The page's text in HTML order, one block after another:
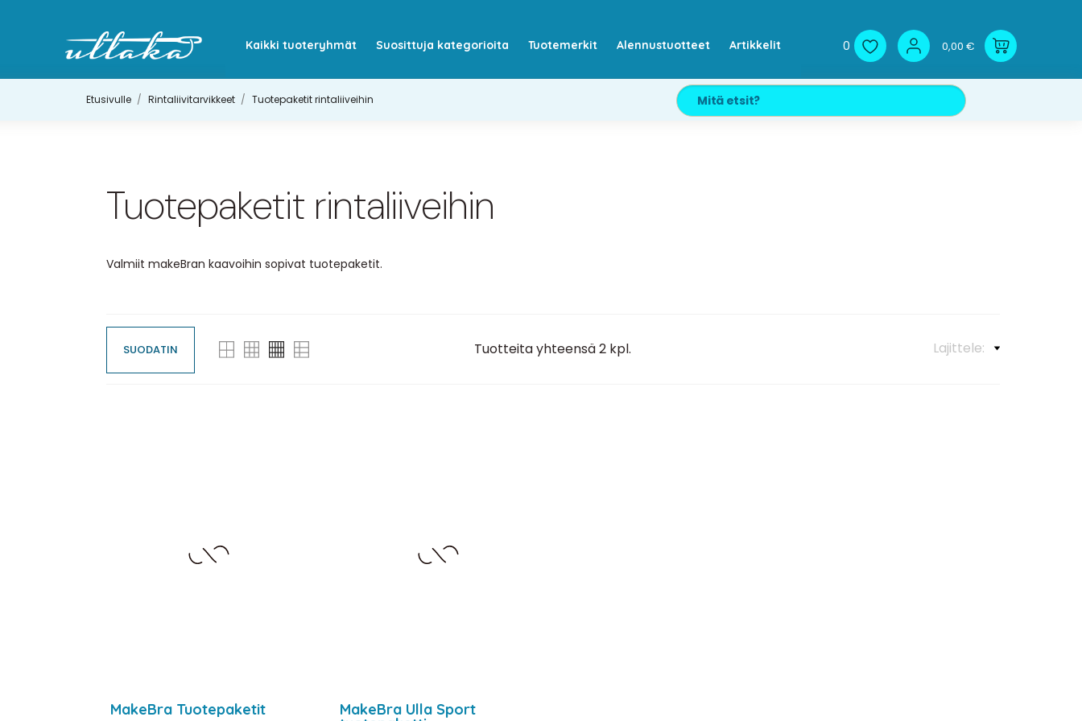
Kaikki tuoteryhmät Suosittuja kategorioita Tuotemerkit Alennustuotteet Artikkelit 0 0,00 €
Etusivulle Rintaliivitarvikkeet Tuotepaketit rintaliiveihin
Tuotepaketit rintaliiveihin
Valmiit makeBran kaavoihin sopivat tuotepaketit.
SUODATIN Tuotteita yhteensä 2 kpl. Lajittele:
MakeBra Tuotepaketit MakeBra Ulla Sport